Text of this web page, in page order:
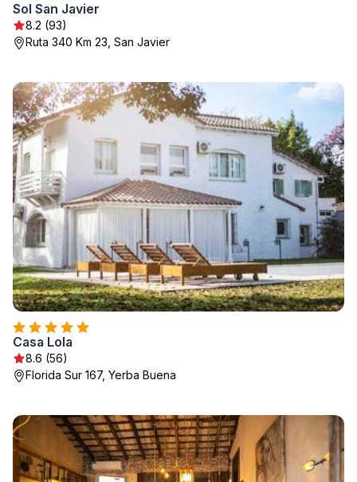
Sol San Javier
8.2 (93)
Ruta 340 Km 23, San Javier
Casa Lola
8.6 (56)
Florida Sur 167, Yerba Buena